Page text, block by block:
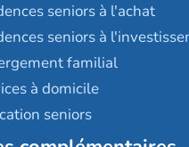
seniors à l'achat
seniors à
familial
à domicile
seniors